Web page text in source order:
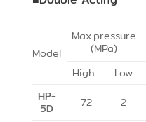
Model
Max.pressure
(MPa)
High
Low
HP-
5D 72 2